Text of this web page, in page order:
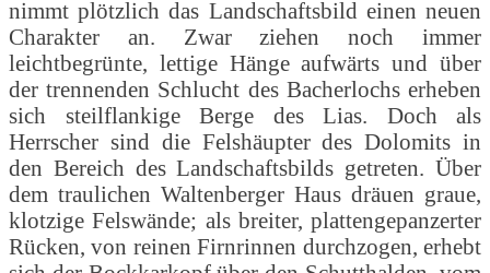
nimmt plötzlich das Landschaftsbild einen neuen
Charakter an. Zwar ziehen noch immer
leichtbegrünte, lettige Hänge aufwärts und über
der trennenden Schlucht des Bacherlochs erheben
sich steilflankige Berge des Lias. Doch als
Herrscher sind die Felshäupter des Dolomits in
den Bereich des Landschaftsbilds getreten. Über
dem traulichen Waltenberger Haus dräuen graue,
klotzige Felswände; als breiter, plattengepanzerter
Rücken, von reinen Firnrinnen durchzogen, erhebt